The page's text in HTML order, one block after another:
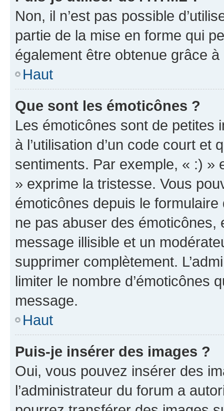
Non, il n’est pas possible
partie de la mise en forme qui
également être obtenue grâce à
Haut
Que sont les émoticônes ?
Les émoticônes sont de petites
à l’utilisation d’un code court et
sentiments. Par exemple, « :) »
» exprime la tristesse. Vous
émoticônes depuis le
ne pas abuser des
message illisible et un
supprimer complètement.
limiter le nombre d’émoticônes
message.
Haut
Puis-je insérer des images ?
Oui, vous pouvez insérer des
l’administrateur du forum a